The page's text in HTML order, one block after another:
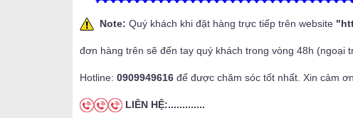
Note: Quý khách khi đặt hàng trực tiếp trên website "
đơn hàng trên sẽ đến tay quý khách trong vòng 48h (ngoại
Hotline: 0909949616 để được chăm sóc tốt nhất. Xin cảm
LIÊN HỆ:.............